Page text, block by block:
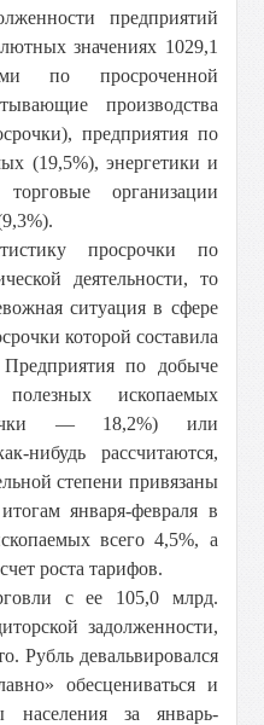
предприятий
значениях 1029,1
по просроченной
производства
предприятия по
(19,5%), энергетики и
организации
просрочки по
деятельности, то
ситуация в сфере
которой составила
по добыче
полезных ископаемых
— 18,2%) или
нибудь рассчитаются,
степени привязаны
января-февраля в
всего 4,5%, а
роста тарифов.
с ее 105,0 млрд.
задолженности,
Рубль девальвировался
обесцениваться и
населения за январь-